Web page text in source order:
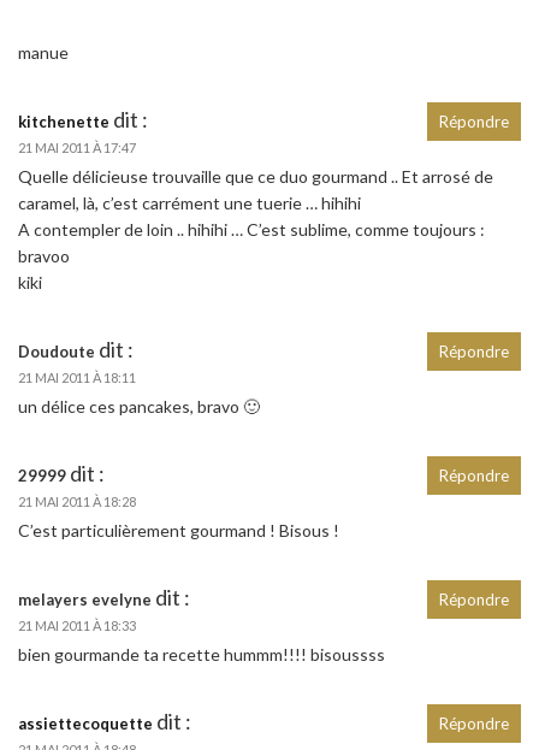
manue
kitchenette dit :
21 MAI 2011 À 17:47
Quelle délicieuse trouvaille que ce duo gourmand .. Et arrosé de
caramel, là, c’est carrément une tuerie … hihihi
A contempler de loin .. hihihi … C’est sublime, comme toujours :
bravoo
kiki
Répondre
Doudoute dit :
21 MAI 2011 À 18:11
un délice ces pancakes, bravo 🙂
Répondre
29999 dit :
21 MAI 2011 À 18:28
C’est particulièrement gourmand ! Bisous !
Répondre
melayers evelyne dit :
21 MAI 2011 À 18:33
bien gourmande ta recette hummm!!!! bisoussss
Répondre
assiettecoquette dit : Répondre